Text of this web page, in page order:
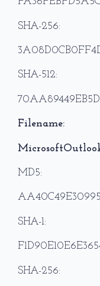
SHA-256:
SHA-512:
Filename:
MD5:
SHA-1:
SHA-256: